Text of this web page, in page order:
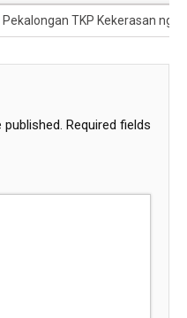
Pekalongan TKP Kekerasan
Required fields